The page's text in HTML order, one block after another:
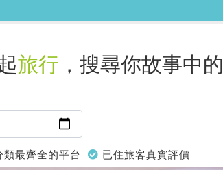
旅行 ，搜尋你故事中的
類最齊全的平台 已住旅客真實評價